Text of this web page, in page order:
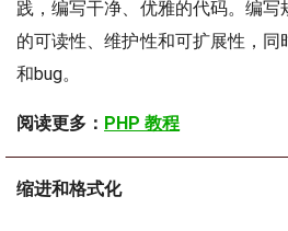
践，编写干净、优雅的代码。编
的可读性、维护性和可扩展性，
和bug。
阅读更多： PHP 教程
缩进和格式化